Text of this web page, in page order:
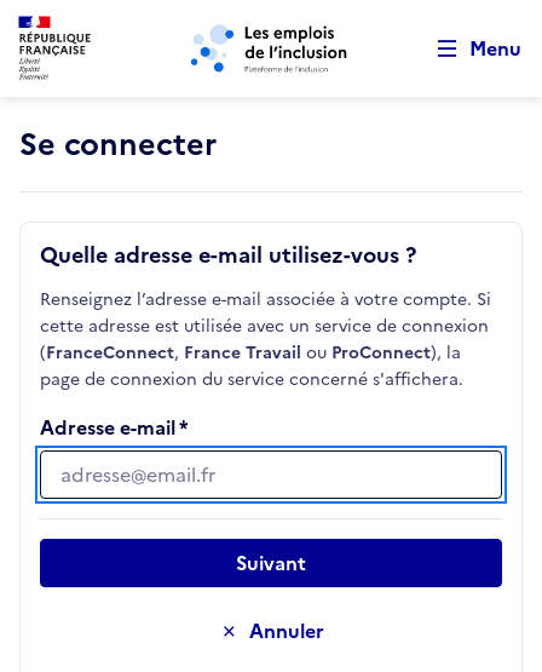
Aller au menu principal Aller au contenu principal
Menu
Se connecter
Quelle adresse e-mail utilisez-vous ?
Renseignez l’adresse e-mail associée à votre compte. Si
cette adresse est utilisée avec un service de connexion
(FranceConnect, France Travail ou ProConnect), la
page de connexion du service concerné s'affichera.
Adresse e-mail
Adresse e-mail
Annuler
Suivant
Retour au début de la page
Panneau de gestion des cookies